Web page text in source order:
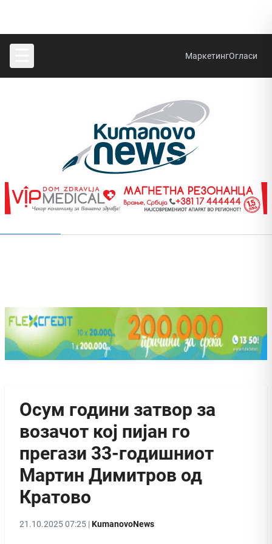
МаркетингОгласи
Осум години затвор за
возачот кој пијан го
прегази 33-годишниот
Мартин Димитров од
Кратово
21.10.2025 07:25 |KumanovoNews